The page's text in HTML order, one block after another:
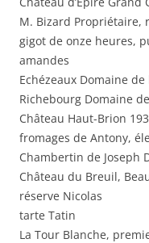
M. Bizard Propriétaire,
gigot de onze heures,
amandes
Echézeaux Domaine
Richebourg Domaine
Château Haut-Brion
fromages de Antony,
Chambertin de Joseph
Château du Breuil,
réserve Nicolas
tarte Tatin
La Tour Blanche,